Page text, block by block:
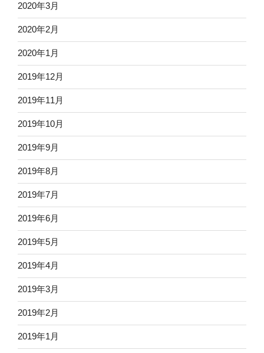
2020年3月
2020年2月
2020年1月
2019年12月
2019年11月
2019年10月
2019年9月
2019年8月
2019年7月
2019年6月
2019年5月
2019年4月
2019年3月
2019年2月
2019年1月